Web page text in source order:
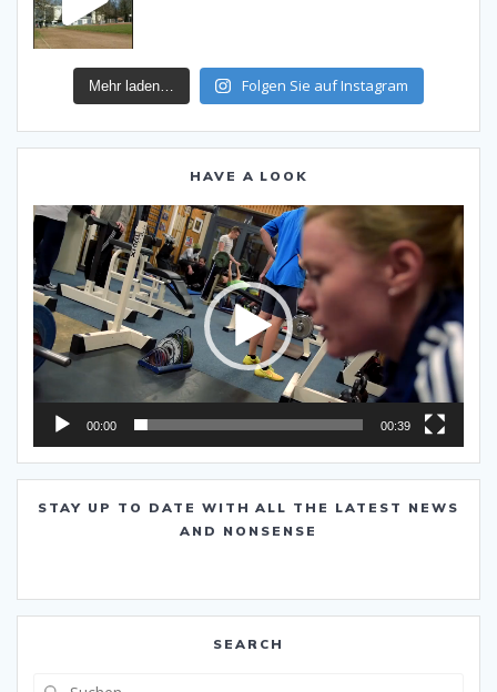
Mehr laden… Folgen Sie auf Instagram
HAVE A LOOK
Video-
Player
00:00 00:39
STAY UP TO DATE WITH ALL THE LATEST NEWS
AND NONSENSE
SEARCH